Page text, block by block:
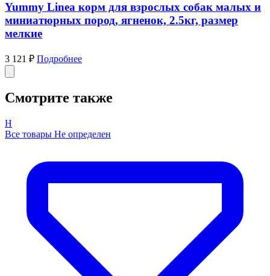
Yummy Linea корм для взрослых собак малых и
миниатюрных пород, ягненок, 2.5кг, размер
мелкие
3 121 ₽ Подробнее
Смотрите также
Н
Все товары Не определен